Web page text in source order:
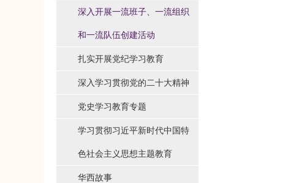
深入开展一流班子、一流组织
和一流队伍创建活动
扎实开展党纪学习教育
深入学习贯彻党的二十大精神
党史学习教育专题
学习贯彻习近平新时代中国特
色社会主义思想主题教育
华西故事